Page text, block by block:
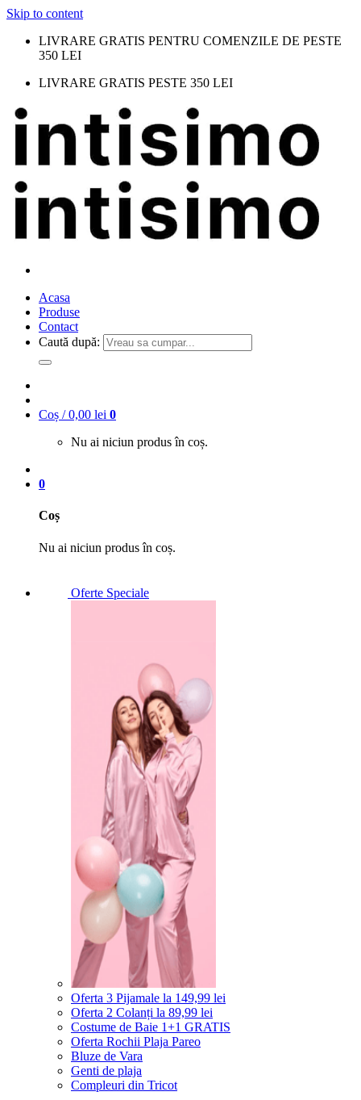
Skip to content
LIVRARE GRATIS PENTRU COMENZILE DE PESTE
350 LEI
LIVRARE GRATIS PESTE 350 LEI
Acasa
Produse
Contact
Caută după:
Coș /0,00 lei 0
Nu ai niciun produs în coș.
0
Coș
Nu ai niciun produs în coș.
Oferte Speciale
Oferta 3 Pijamale la 149,99 lei
Oferta 2 Colanți la 89,99 lei
Costume de Baie 1+1 GRATIS
Oferta Rochii Plaja Pareo
Bluze de Vara
Genti de plaja
Compleuri din Tricot